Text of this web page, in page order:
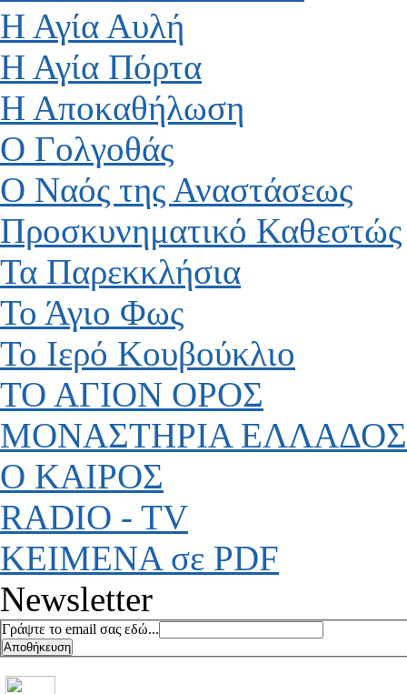
Η Αγία Αυλή
Η Αγία Πόρτα
Η Αποκαθήλωση
Ο Γολγοθάς
Ο Ναός της Αναστάσεως
Προσκυνηματικό Καθεστώς
Τα Παρεκκλήσια
Το Άγιο Φως
Το Ιερό Κουβούκλιο
ΤΟ ΑΓΙΟΝ ΟΡΟΣ
ΜΟΝΑΣΤΗΡΙΑ ΕΛΛΑΔΟΣ
Ο ΚΑΙΡΟΣ
RADIO - TV
ΚΕΙΜΕΝΑ σε PDF
Newsletter
Γράψτε το email σας εδώ...